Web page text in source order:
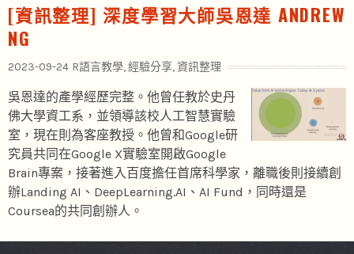
[資訊整理] 深度學習大師吳恩達 ANDREW
NG
2023-09-24 R語言教學,經驗分享,資訊整理
吳恩達的產學經歷完整。他曾任教於史丹
佛大學資工系，並領導該校人工智慧實驗
室，現在則為客座教授。他曾和Google研
究員共同在Google X實驗室開啟Google
Brain專案，接著進入百度擔任首席科學家，離職後則接續創
辦Landing AI、DeepLearning.AI、AI Fund，同時還是
Coursea的共同創辦人。